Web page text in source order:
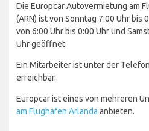
Die Europcar Autovermietung am
(ARN) ist von Sonntag 7:00 Uhr bis
von 6:00 Uhr bis 0:00 Uhr und
Uhr geöffnet.
Ein Mitarbeiter ist unter der
erreichbar.
Europcar ist eines von mehreren
am Flughafen Arlanda anbieten.